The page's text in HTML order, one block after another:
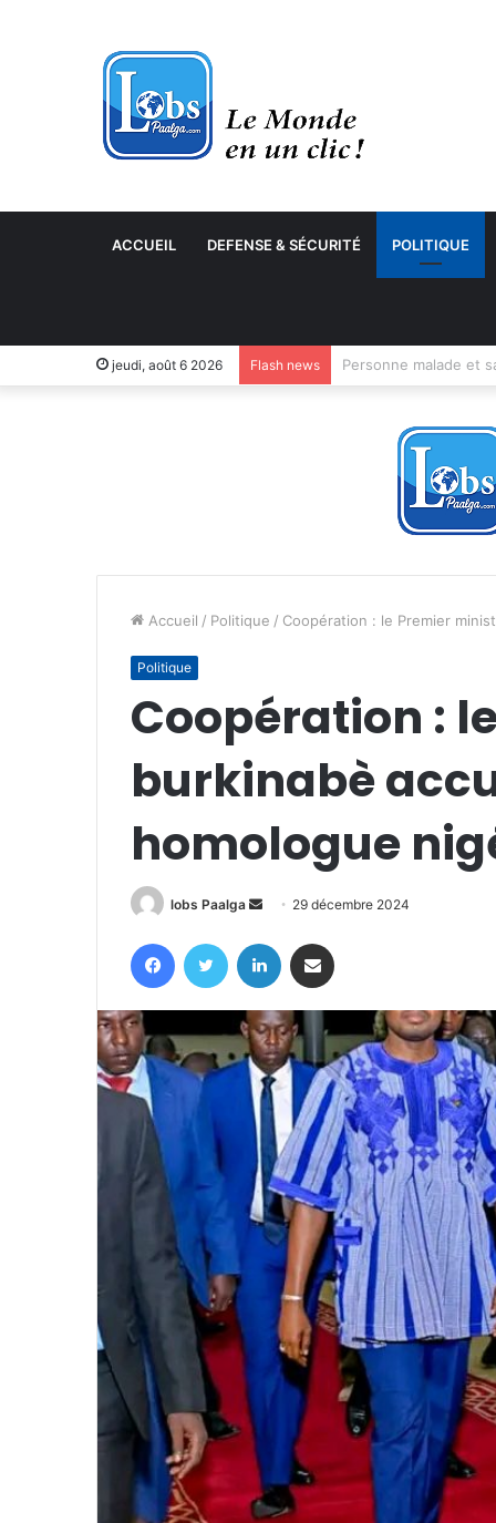
ACCUEIL DEFENSE & SÉCURITÉ POLITIQUE
jeudi, août 6 2026 Flash news
Accueil / Politique / Coopération : le Premier
Politique
Coopération :
burkinabè
homologue
lobs Paalga
Envoyer
courriel
29 décembre 2024
FacebookTwitter Linkedin